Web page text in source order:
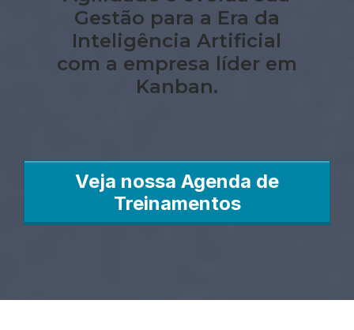
Gestão para a Era da
Inteligência Artificial
com a empresa líder em
Kanban.
Veja nossa Agenda de
Treinamentos